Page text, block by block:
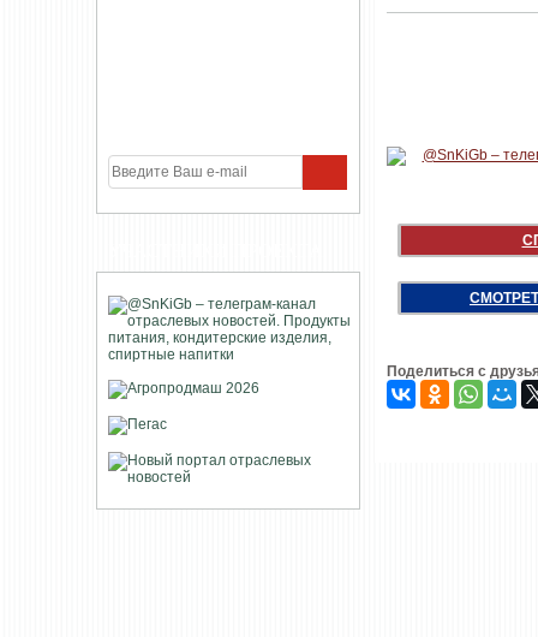
Поделиться с